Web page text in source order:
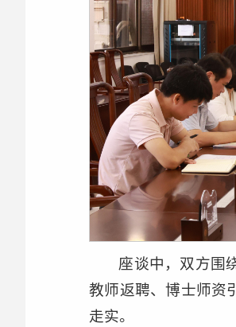
座谈中，双方围
教师返聘、博士师资
走实。